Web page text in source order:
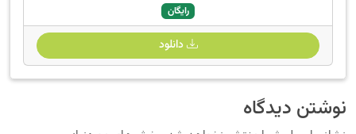
رایگان
دانلود
نوشتن دیدگاه